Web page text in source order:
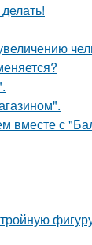
вместе с